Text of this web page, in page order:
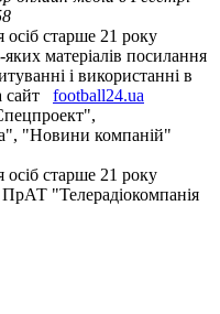
осіб старше 21 року
матеріалів посилання
і використанні в
сайт
football24.ua
"Новини компаній"
осіб старше 21 року
ПрАТ "Телерадіокомпанія